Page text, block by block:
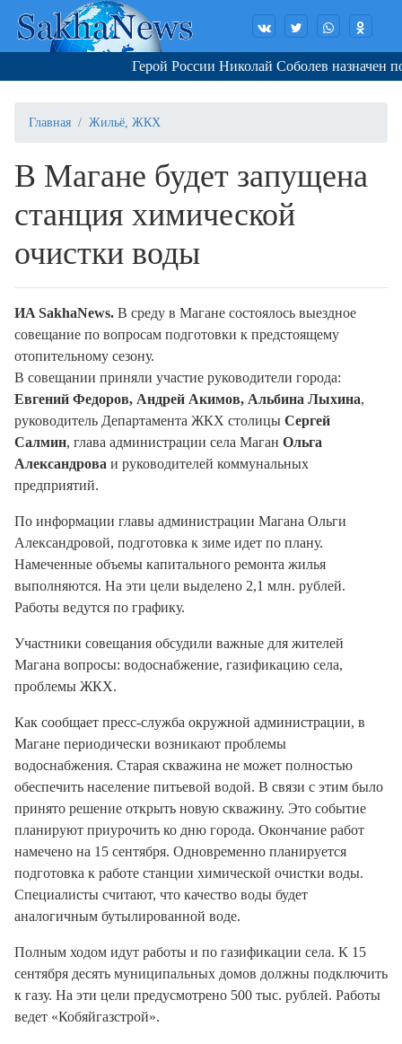
Герой России Николай Соболев назначен
Главная Жильё, ЖКХ
В Магане будет запущена
станция химической
очистки воды
ИA SakhaNews. В среду в Магане состоялось выездное
совещание по вопросам подготовки к предстоящему
отопительному сезону.
В совещании приняли участие руководители города:
Евгений Федоров, Андрей Акимов, Альбина Лыхина,
руководитель Департамента ЖКХ столицы Сергей
Салмин, глава администрации села Маган Ольга
Александрова и руководителей коммунальных
предприятий.
По информации главы администрации Магана Ольги
Александровой, подготовка к зиме идет по плану.
Намеченные объемы капитального ремонта жилья
выполняются. На эти цели выделено 2,1 млн. рублей.
Работы ведутся по графику.
Участники совещания обсудили важные для жителей
Магана вопросы: водоснабжение, газификацию села,
проблемы ЖКХ.
Как сообщает пресс-служба окружной администрации, в
Магане периодически возникают проблемы
водоснабжения. Старая скважина не может полностью
обеспечить население питьевой водой. В связи с этим было
принято решение открыть новую скважину. Это событие
планируют приурочить ко дню города. Окончание работ
намечено на 15 сентября. Одновременно планируется
подготовка к работе станции химической очистки воды.
Специалисты считают, что качество воды будет
аналогичным бутылированной воде.
Полным ходом идут работы и по газификации села. К 15
сентября десять муниципальных домов должны подключить
к газу. На эти цели предусмотрено 500 тыс. рублей. Работы
ведет «Кобяйгазстрой».